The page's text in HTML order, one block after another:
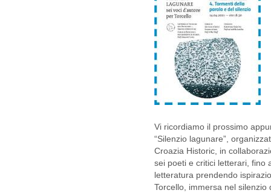
Vi ricordiamo il prossimo
“Silenzio lagunare”,
Croazia Historic, in
sei poeti e critici letterari, fino
letteratura prendendo
Torcello, immersa nel